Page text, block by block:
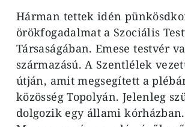
Hárman tettek idén
örökfogadalmat a Szociális
Társaságában. Emese testvér
származású. A Szentlélek
útján, amit megsegített a
közösség Topolyán. Jelenleg
dolgozik egy állami kórházban.